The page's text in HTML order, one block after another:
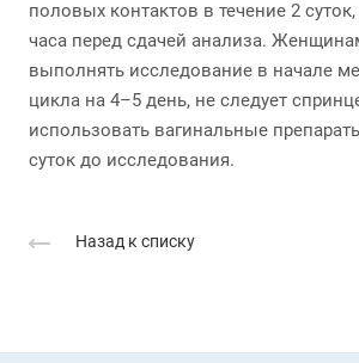
половых контактов в течение 2
часа перед сдачей анализа.
выполнять исследование в начале
цикла на 4–5 день, не следует
использовать вагинальные
суток до исследования.
Назад к списку